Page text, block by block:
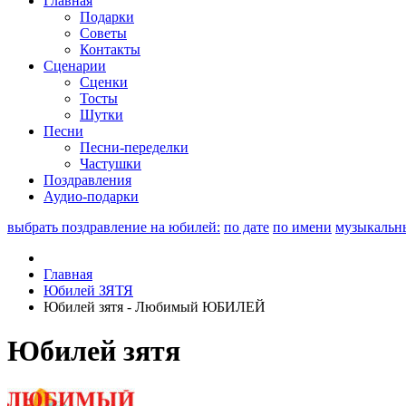
Подарки
Советы
Контакты
Сценарии
Сценки
Тосты
Шутки
Песни
Песни-переделки
Частушки
Поздравления
Аудио-подарки
выбрать поздравление на юбилей: по дате по имени
Главная
Юбилей ЗЯТЯ
Юбилей зятя - Любимый ЮБИЛЕЙ
Юбилей зятя